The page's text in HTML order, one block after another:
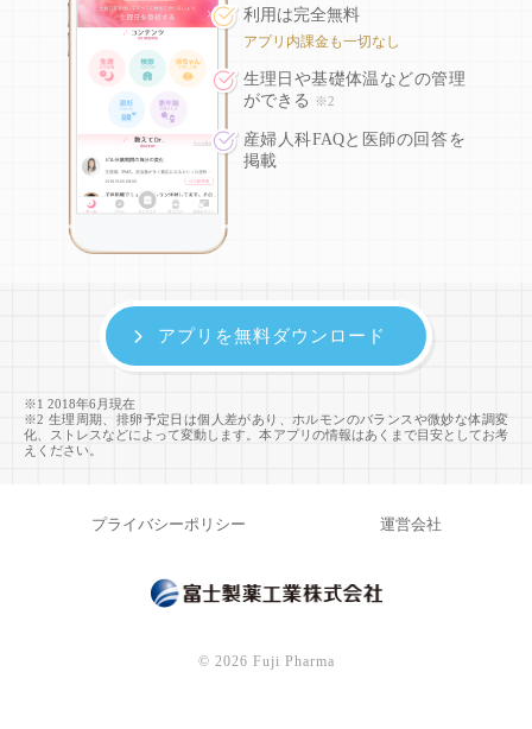
利用は完全無料
アプリ内課金も一切なし
生理日や基礎体温などの管理
ができる
※2
産婦人科FAQと医師の回答を
掲載
※1 2018年6月現在
※2 生理周期、排卵予定日は個人差があり、ホルモンのバランスや微妙な体調変
化、ストレスなどによって変動します。本アプリの情報はあくまで目安としてお考
えください。
アプリを無料ダウンロード
プライバシーポリシー 運営会社
© 2026 Fuji Pharma